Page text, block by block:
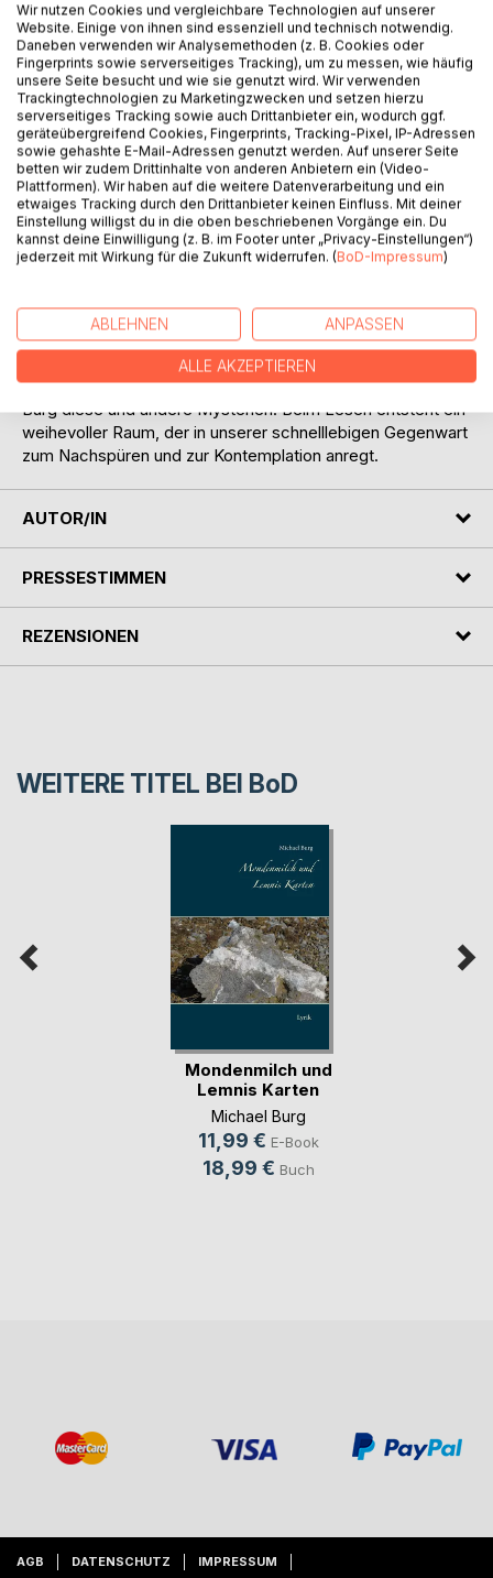
Auf die Merkliste
Titel bewerten
BESCHREIBUNG
Omma plötzlich so angeheitert her? Wovon träumen
eigentlich Schnecken? Was versteht man unter Kunst im
Bad? Und was bekommt der Sägefisch zum Geburtstag?
Anmutig und mit vollfruchtigen Versen durchdringt Michael
Burg diese und andere Mysterien. Beim Lesen entsteht ein
weihevoller Raum, der in unserer schnelllebigen Gegenwart
zum Nachspüren und zur Kontemplation anregt.
AUTOR/IN
PRESSESTIMMEN
REZENSIONEN
WEITERE TITEL BEI BoD
Mondenmilch und
Lemnis Karten
Michael Burg
11,99 € E-Book
18,99 € Buch
AGB DATENSCHUTZ IMPRESSUM
Wir nutzen Cookies und vergleichbare Technologien auf unserer
Website. Einige von ihnen sind essenziell und technisch notwendig.
Daneben verwenden wir Analysemethoden (z. B. Cookies oder
Fingerprints sowie serverseitiges Tracking), um zu messen, wie häufig
unsere Seite besucht und wie sie genutzt wird. Wir verwenden
Trackingtechnologien zu Marketingzwecken und setzen hierzu
serverseitiges Tracking sowie auch Drittanbieter ein, wodurch ggf.
geräteübergreifend Cookies, Fingerprints, Tracking-Pixel, IP-Adressen
sowie gehashte E-Mail-Adressen genutzt werden. Auf unserer Seite
betten wir zudem Drittinhalte von anderen Anbietern ein (Video-
Plattformen). Wir haben auf die weitere Datenverarbeitung und ein
etwaiges Tracking durch den Drittanbieter keinen Einfluss. Mit deiner
Einstellung willigst du in die oben beschriebenen Vorgänge ein. Du
kannst deine Einwilligung (z. B. im Footer unter „Privacy-Einstellungen“)
jederzeit mit Wirkung für die Zukunft widerrufen. (BoD-Impressum)
ABLEHNEN ANPASSEN
ALLE AKZEPTIEREN